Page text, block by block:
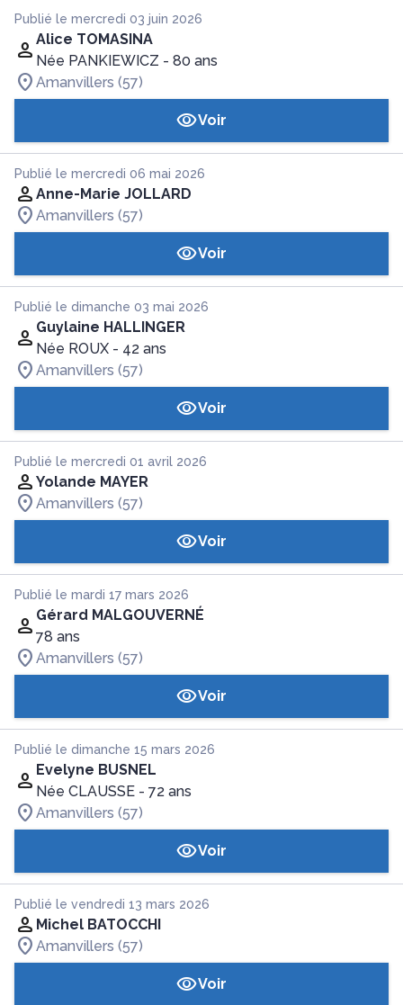
Publié le mercredi 03 juin 2026
Alice TOMASINA
Née PANKIEWICZ - 80 ans
Amanvillers (57)
Voir
Publié le mercredi 06 mai 2026
Anne-Marie JOLLARD
Amanvillers (57)
Voir
Publié le dimanche 03 mai 2026
Guylaine HALLINGER
Née ROUX - 42 ans
Amanvillers (57)
Voir
Publié le mercredi 01 avril 2026
Yolande MAYER
Amanvillers (57)
Voir
Publié le mardi 17 mars 2026
Gérard MALGOUVERNÉ
78 ans
Amanvillers (57)
Voir
Publié le dimanche 15 mars 2026
Evelyne BUSNEL
Née CLAUSSE - 72 ans
Amanvillers (57)
Voir
Publié le vendredi 13 mars 2026
Michel BATOCCHI
Amanvillers (57)
Voir